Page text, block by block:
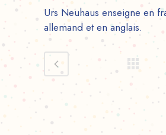
Urs Neuhaus enseigne en
allemand et en anglais.